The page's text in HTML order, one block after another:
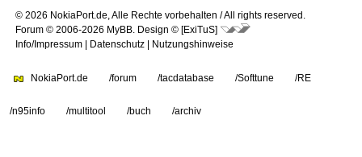
© 2026 NokiaPort.de, Alle Rechte vorbehalten /All rights reserved.
Forum © 2006-2026 MyBB
Design © [ExiTuS]
Info/Impressum
Datenschutz Nutzungshinweise
NokiaPort.de /forum /tacdatabase /Softtune /RE
/n95info /multitool /buch /archiv